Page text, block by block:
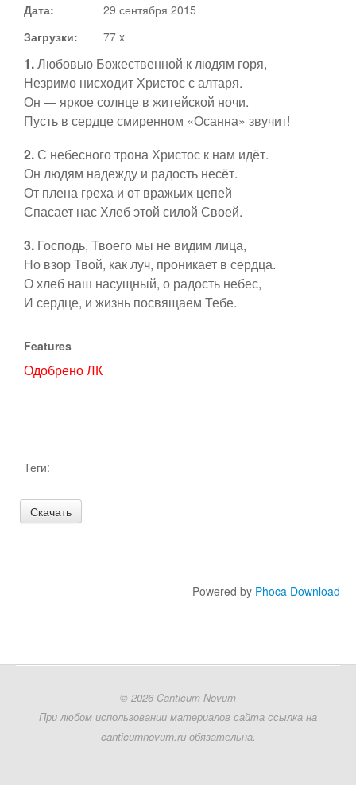
Пасха
Пятидесятница
Ординарий Мессы
Богородице
Таинства
Контакты
Образовательные проекты
Дата:
29 сентября 2015
Загрузки:
77 x
1.Любовью Божественной к людям горя,
Незримо нисходит Христос с алтаря.
Он — яркое солнце в житейской ночи.
Пусть в сердце смиренном «Осанна» звучит!
2.С небесного трона Христос к нам идёт.
Он людям надежду и радость несёт.
От плена греха и от вражьих цепей
Спасает нас Хлеб этой силой Своей.
3. Господь, Твоего мы не видим лица,
Но взор Твой, как луч, проникает в сердца.
О хлеб наш насущный, о радость небес,
И сердце, и жизнь посвящаем Тебе.
Features
Одобрено ЛК
Теги:
Powered by Phoca Download
© 2026 Canticum Novum
При любом использовании материалов сайта ссылка на
canticumnovum.ru обязательна.